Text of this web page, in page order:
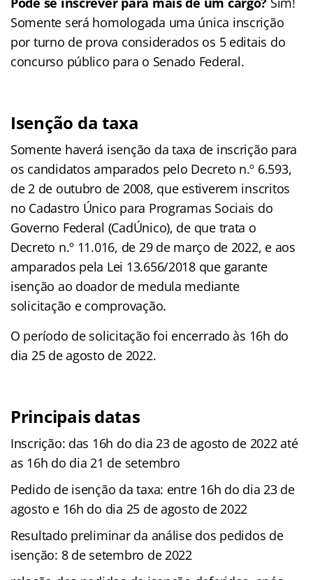
Somente será homologada uma única inscrição
por turno de prova considerados os 5 editais do
concurso público para o Senado Federal.
Isenção da taxa
Somente haverá isenção da taxa de inscrição para
os candidatos amparados pelo Decreto n.º 6.593,
de 2 de outubro de 2008, que estiverem inscritos
no Cadastro Único para Programas Sociais do
Governo Federal (CadÚnico), de que trata o
Decreto n.º 11.016, de 29 de março de 2022, e aos
amparados pela Lei 13.656/2018 que garante
isenção ao doador de medula mediante
solicitação e comprovação.
O período de solicitação foi encerrado às 16h do
dia 25 de agosto de 2022.
Principais datas
Inscrição: das 16h do dia 23 de agosto de 2022 até
as 16h do dia 21 de setembro
Pedido de isenção da taxa: entre 16h do dia 23 de
agosto e 16h do dia 25 de agosto de 2022
Resultado preliminar da análise dos pedidos de
isenção: 8 de setembro de 2022